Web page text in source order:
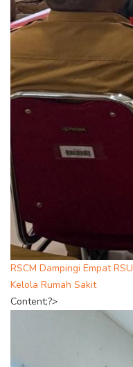
RSCM Dampingi Empat
Kelola Rumah Sakit
Content;?>